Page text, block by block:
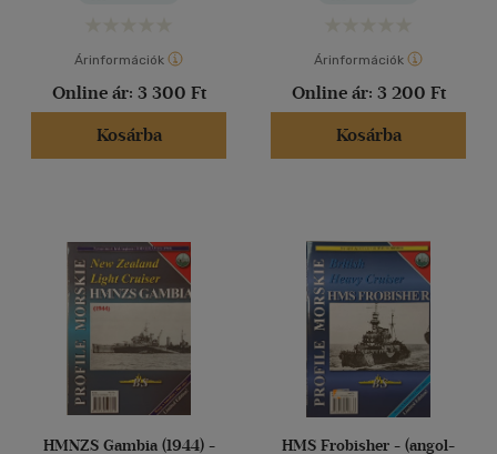
Árinformációk
Online ár: 3 300 Ft
Kosárba
Árinformációk
Online ár: 3 200 Ft
Kosárba
HMNZS Gambia (1944) - HMS Frobisher - (angol-